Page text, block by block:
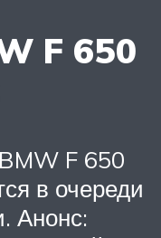
F 650
F 650
в очереди
Анонс: